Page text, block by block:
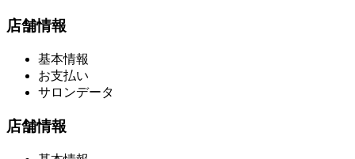
店舗情報
基本情報
お支払い
サロンデータ
店舗情報